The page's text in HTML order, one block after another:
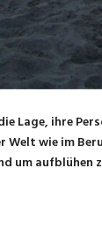
Lage, ihre
Welt wie im
um aufblühen